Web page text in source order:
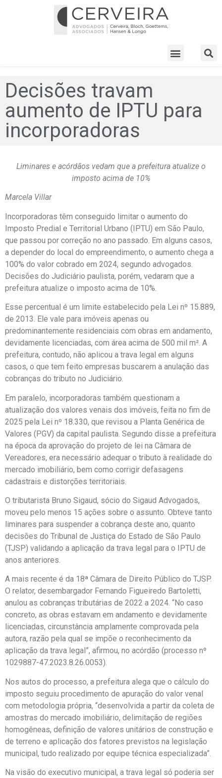
Decisões travam
aumento de IPTU para
incorporadoras
Liminares e acórdãos vedam que a prefeitura atualize o
imposto acima de 10%
Marcela Villar
Incorporadoras têm conseguido limitar o aumento do
Imposto Predial e Territorial Urbano (IPTU) em São Paulo,
que passou por correção no ano passado. Em alguns casos,
a depender do local do empreendimento, o aumento chega a
100% do valor cobrado em 2024, segundo advogados.
Decisões do Judiciário paulista, porém, vedaram que a
prefeitura atualize o imposto acima de 10%.
Esse percentual é um limite estabelecido pela Lei nº 15.889,
de 2013. Ele vale para imóveis apenas ou
predominantemente residenciais com obras em andamento,
devidamente licenciadas, com área acima de 500 mil m². A
prefeitura, contudo, não aplicou a trava legal em alguns
casos, o que tem feito empresas buscarem a anulação das
cobranças do tributo no Judiciário.
Em paralelo, incorporadoras também questionam a
atualização dos valores venais dos imóveis, feita no fim de
2025 pela Lei nº 18.330, que revisou a Planta Genérica de
Valores (PGV) da capital paulista. Segundo disse a prefeitura
na época da aprovação do projeto de lei na Câmara de
Vereadores, era necessário adequar o tributo à realidade do
mercado imobiliário, bem como corrigir defasagens
cadastrais e distorções territoriais.
O tributarista Bruno Sigaud, sócio do Sigaud Advogados,
moveu pelo menos 15 ações sobre o assunto. Obteve tanto
liminares para suspender a cobrança deste ano, quanto
decisões do Tribunal de Justiça do Estado de São Paulo
(TJSP) validando a aplicação da trava legal para o IPTU de
anos anteriores.
A mais recente é da 18ª Câmara de Direito Público do TJSP.
O relator, desembargador Fernando Figueiredo Bartoletti,
anulou as cobranças tributárias de 2022 a 2024. “No caso
concreto, as obras estavam em andamento e devidamente
licenciadas, circunstância amplamente comprovada pela
autora, razão pela qual se impõe o reconhecimento da
aplicação da trava legal”, afirmou, no acórdão (processo nº
1029887-47.2023.8.26.0053).
Nos autos do processo, a prefeitura alega que o cálculo do
imposto seguiu procedimento de apuração do valor venal
com metodologia própria, “desenvolvida a partir da coleta de
amostras do mercado imobiliário, delimitação de regiões
homogêneas, definição de valores unitários de construção e
de terreno e aplicação dos fatores previstos na legislação
municipal, tudo realizado por equipe técnica especializada”.
Na visão do executivo municipal, a trava legal só poderia ser